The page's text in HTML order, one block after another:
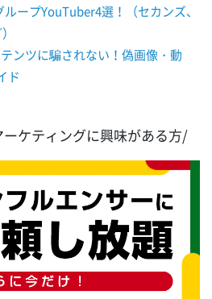
ループYouTuber4選！（セカンズ、
テンツに騙されない！偽画像・動
ド
ケティングに興味がある方/